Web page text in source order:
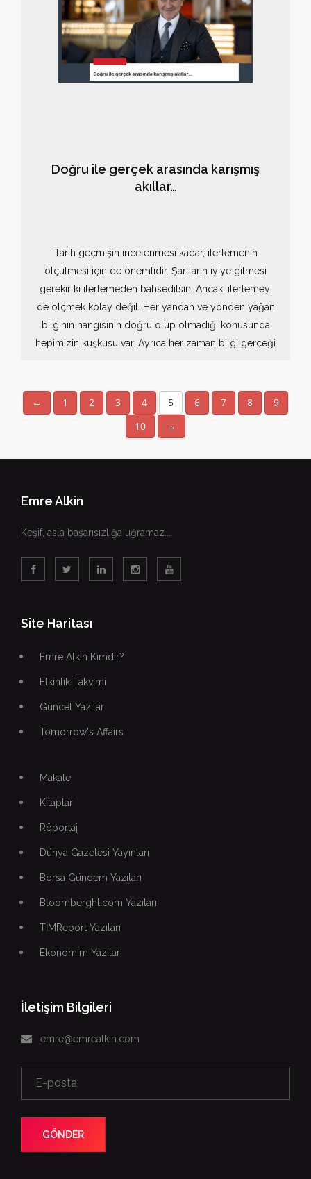
Doğru ile gerçek arasında karışmış
akıllar…
Tarih geçmişin incelenmesi kadar, ilerlemenin
ölçülmesi için de önemlidir. Şartların iyiye gitmesi
gerekir ki ilerlemeden bahsedilsin. Ancak, ilerlemeyi
de ölçmek kolay değil. Her yandan ve yönden yağan
bilginin hangisinin doğru olup olmadığı konusunda
hepimizin kuşkusu var. Ayrıca her zaman bilgi gerçeği
"Senaryo" ya da "olasılık" dememiz daha ahlaklı olur.
← 1 2 3 4 5 6 7 8
9
10
→
Emre Alkin
Keşif, asla başarısızlığa uğramaz...
Site Haritası
Emre Alkin Kimdir?
Etkinlik Takvimi
Güncel Yazılar
Tomorrow's Affairs
Makale
Kitaplar
Röportaj
Dünya Gazetesi Yayınları
Borsa Gündem Yazıları
Bloomberght.com Yazıları
TİMReport Yazıları
Ekonomim Yazıları
İletişim Bilgileri
emre@emrealkin.com
GÖNDER